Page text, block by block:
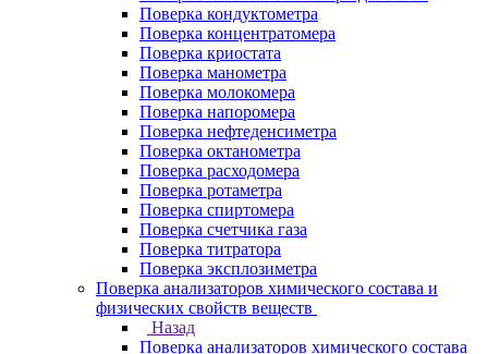
Поверка кондуктометра
Поверка концентратомера
Поверка криостата
Поверка манометра
Поверка молокомера
Поверка напоромера
Поверка нефтеденсиметра
Поверка октанометра
Поверка расходомера
Поверка ротаметра
Поверка спиртомера
Поверка счетчика газа
Поверка титратора
Поверка эксплозиметра
Поверка анализаторов химического состава и
физических свойств веществ
Назад
Поверка анализаторов химического состава